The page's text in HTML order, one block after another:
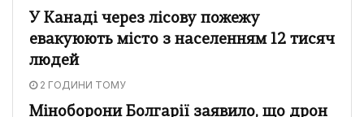
У Канаді через лісову пожежу
евакуюють місто з населенням 12 тисяч
людей
2 ГОДИНИ ТОМУ
Міноборони Болгарії заявило, що дрон